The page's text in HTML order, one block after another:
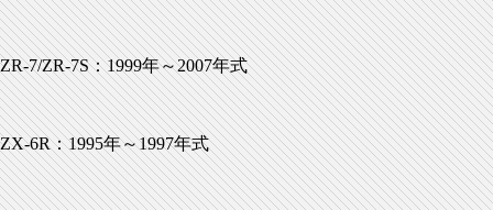
ZR-7/ZR-7S：1999年～2007年式
ZX-6R：1995年～1997年式